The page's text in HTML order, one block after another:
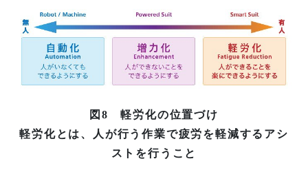
図8 軽労化の位置づけ
軽労化とは、人が行う作業で疲労を軽減するアシ
ストを行うこと